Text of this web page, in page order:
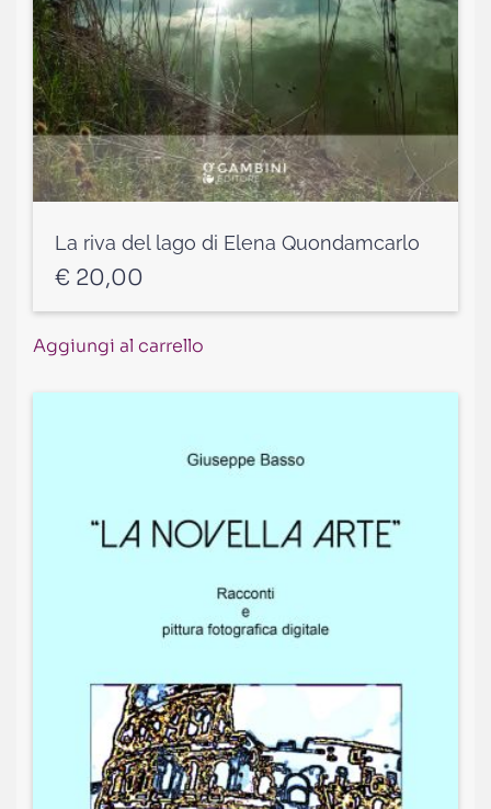
La riva del lago di Elena Quondamcarlo
€ 20,00
Aggiungi al carrello